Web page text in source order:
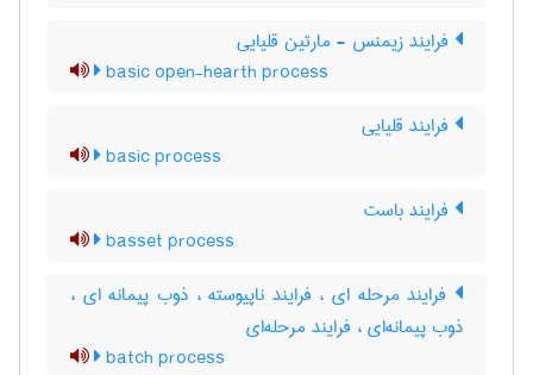
فرایند زیمنس - مارتین قلیایی
basic open-hearth process
فرایند قلیایی
basic process
فرایند باست
basset process
فرایند مرحله ای ، فرایند ناپیوسته ، ذوب پیمانه ای ،
ذوب پیمانه‌ای ، فرایند مرحله‌ای
batch process